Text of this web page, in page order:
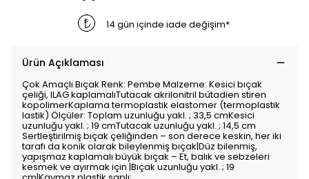
14 gün içinde iade değişim*
Ürün Açıklaması
Çok Amaçlı Bıçak Renk: Pembe Malzeme: Kesici bıçak
çeliği, ILAG kaplamalıTutacak akrilonitril bütadien stiren
kopolimerKaplama termoplastik elastomer (termoplastik
lastik) Ölçüler: Toplam uzunluğu yakl. ; 33,5 cmKesici
uzunluğu yakl. ; 19 cmTutacak uzunluğu yakl. ; 14,5 cm
Sertleştirilmiş bıçak çeliğinden – son derece keskin, her iki
tarafı da konik olarak bileylenmiş bıçak|Düz bilenmiş,
yapışmaz kaplamalı büyük bıçak – Et, balık ve sebzeleri
kesmek ve ayırmak için |Bıçak uzunluğu yakl. ; 19